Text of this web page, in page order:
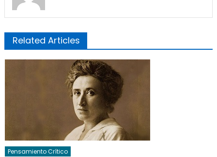
Related Articles
Pensamiento Crítico